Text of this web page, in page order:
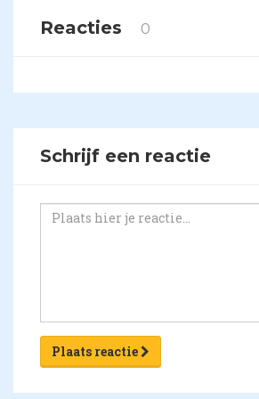
Reacties 0
Schrijf een reactie
Plaats reactie